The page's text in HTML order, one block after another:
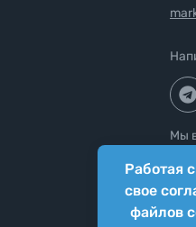
Работая
свое
файлов
Мы